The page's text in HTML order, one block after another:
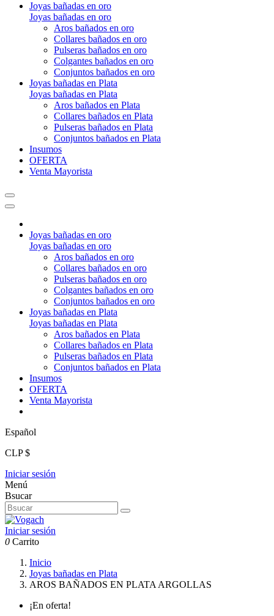
Joyas bañadas en oro
Joyas bañadas en oro
Aros bañados en oro
Collares bañados en oro
Pulseras bañados en oro
Colgantes bañados en oro
Conjuntos bañados en oro
Joyas bañadas en Plata
Joyas bañadas en Plata
Aros bañados en Plata
Collares bañados en Plata
Pulseras bañados en Plata
Conjuntos bañados en Plata
Insumos
OFERTA
Venta Mayorista
Joyas bañadas en oro
Joyas bañadas en oro
Aros bañados en oro
Collares bañados en oro
Pulseras bañados en oro
Colgantes bañados en oro
Conjuntos bañados en oro
Joyas bañadas en Plata
Joyas bañadas en Plata
Aros bañados en Plata
Collares bañados en Plata
Pulseras bañados en Plata
Conjuntos bañados en Plata
Insumos
OFERTA
Venta Mayorista
Español
CLP $
Iniciar sesión
Menú
Bsucar
Iniciar sesión
0 Carrito
Inicio
Joyas bañadas en Plata
AROS BAÑADOS EN PLATA ARGOLLAS
¡En oferta!